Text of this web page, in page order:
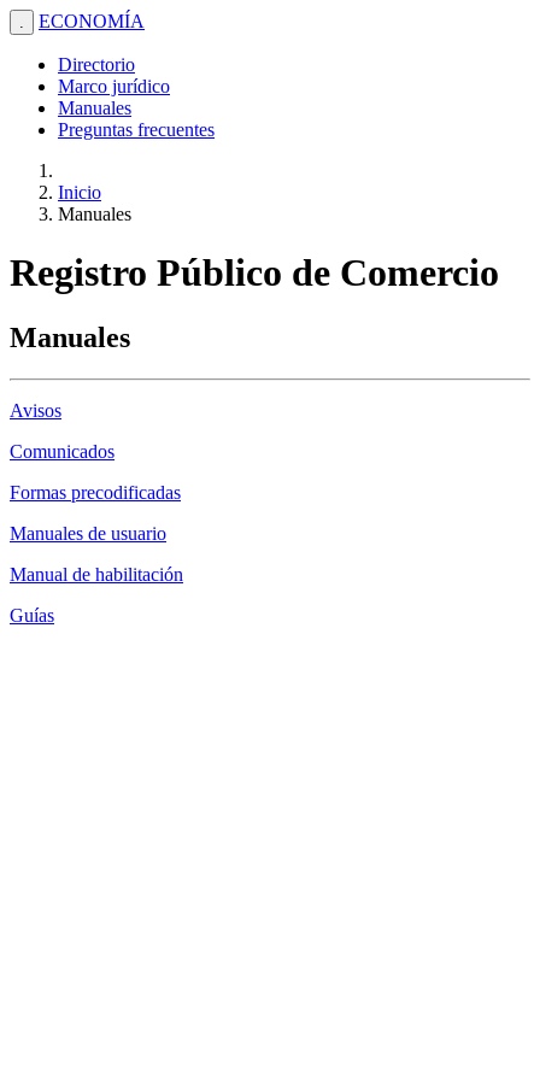
. ECONOMÍA
Directorio
Marco jurídico
Manuales
Preguntas frecuentes
Inicio
Manuales
Registro Público de Comercio
Manuales
Avisos
Comunicados
Formas precodificadas
Manuales de usuario
Manual de habilitación
Guías